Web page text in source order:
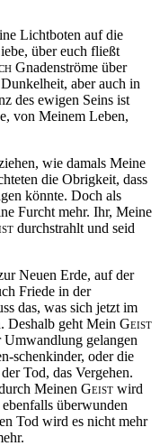
Lichtboten auf die
über euch fließt
Gnadenströme über
aber auch in
des ewigen Seins ist
von Meinem Leben,
wie damals Meine
die Obrigkeit, dass
könnte. Doch als
Furcht mehr. Ihr, Meine
durchstrahlt und seid
Neuen Erde, auf der
Friede in der
das, was sich jetzt im
Deshalb geht Mein Geist
Umwandlung gelangen
schenkinder, oder die
Tod, das Vergehen.
Meinen Geist wird
überwunden
Tod wird es nicht mehr